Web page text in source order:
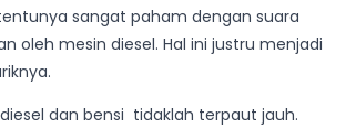
sangat paham dengan suara
oleh mesin diesel. Hal ini justru menjadi
dan bensi tidaklah terpaut jauh.